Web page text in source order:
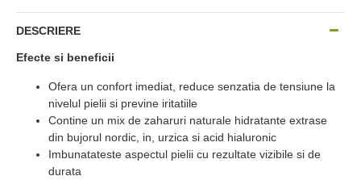
DESCRIERE
Efecte si beneficii
Ofera un confort imediat, reduce senzatia de tensiune la
nivelul pielii si previne iritatiile
Contine un mix de zaharuri naturale hidratante extrase
din bujorul nordic, in, urzica si acid hialuronic
Imbunatateste aspectul pielii cu rezultate vizibile si de
durata